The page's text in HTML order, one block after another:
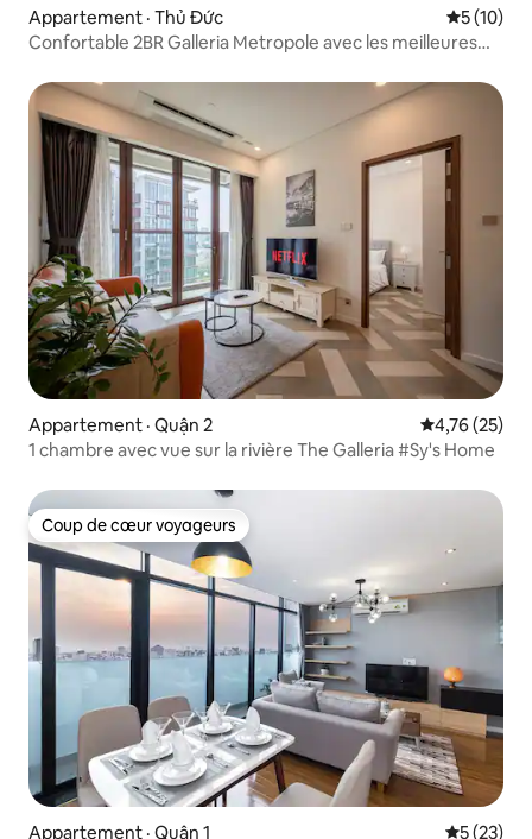
Appartement · Thủ Đức Note
5 (10)
Confortable 2BR Galleria Metropole avec les meilleures
Appartement · Quận 2 Note
4,76 (25)
1 chambre avec vue sur la rivière The Galleria #Sy's Home
Coup de cœur voyageurs
Coup de cœur voyageurs
Appartement · Quận 1 Note
5 (23)